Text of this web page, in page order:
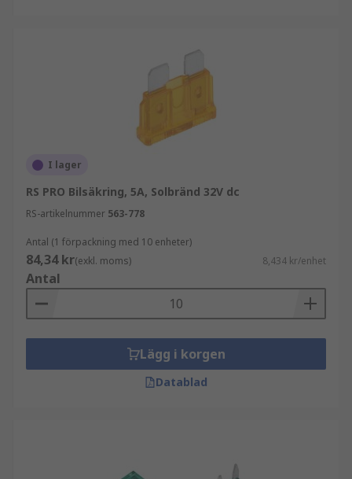
I lager
RS PRO Bilsäkring, 5A, Solbränd 32V dc
RS-artikelnummer 563-778
Antal (1 förpackning med 10 enheter)
84,34 kr(exkl. moms) 8,434 kr/enhet
Antal
Lägg i korgen
Datablad